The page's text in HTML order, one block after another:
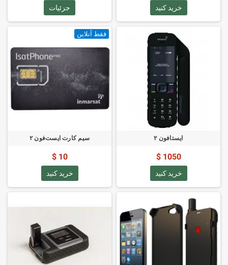
خرید کنید جزئیات
ایستافون ۲
1050 $
خرید کنید
فقط آنلاین
سیم کارت ایست‌فون ۲
10 $
خرید کنید